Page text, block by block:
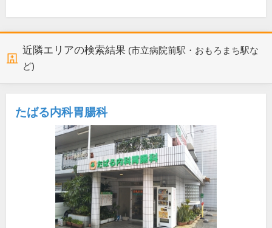
近隣エリアの検索結果 (市立病院前駅・おもろまち駅な
ど)
たばる内科胃腸科